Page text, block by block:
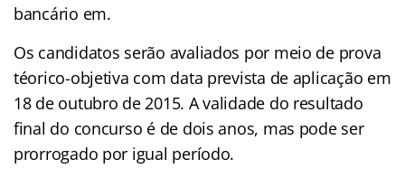
bancário em.
Os candidatos serão avaliados por meio de prova
téorico-objetiva com data prevista de aplicação em
18 de outubro de 2015. A validade do resultado
final do concurso é de dois anos, mas pode ser
prorrogado por igual período.